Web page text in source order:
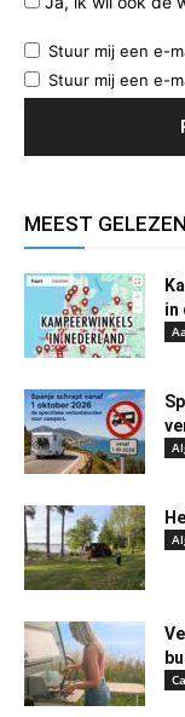
Stuur mij een e-
Stuur mij een e-
MEEST GELEZEN
in